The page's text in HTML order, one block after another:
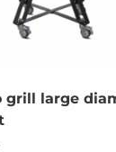
grill large